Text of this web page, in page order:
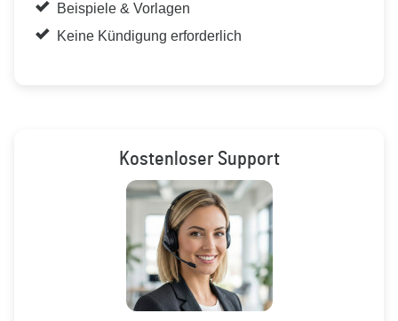
Beispiele & Vorlagen
Keine Kündigung erforderlich
Kostenloser Support